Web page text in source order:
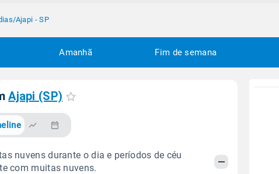
/Ajapi - SP
Amanhã Fim de semana
Ajapi (SP)
nuvens durante o dia e períodos de céu
com muitas nuvens.